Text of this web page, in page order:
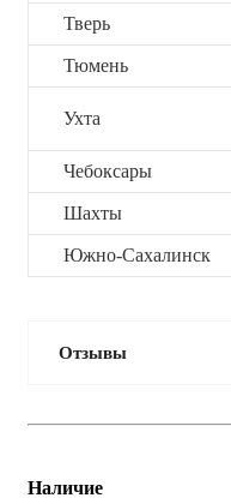
Тверь
Тюмень
Ухта
Чебоксары
Шахты
Южно-Сахалинск
Отзывы
Наличие